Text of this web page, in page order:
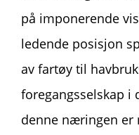
på imponerende
ledende posisjon
av fartøy til
foregangsselskap i
denne næringen er